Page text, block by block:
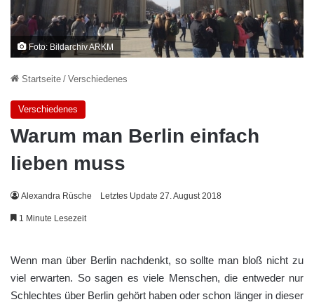
Foto: Bildarchiv ARKM
Startseite / Verschiedenes
Verschiedenes
Warum man Berlin einfach
lieben muss
Alexandra Rüsche Letztes Update 27. August 2018
1 Minute Lesezeit
Wenn man über Berlin nachdenkt, so sollte man bloß nicht zu
viel erwarten. So sagen es viele Menschen, die entweder nur
Schlechtes über Berlin gehört haben oder schon länger in dieser